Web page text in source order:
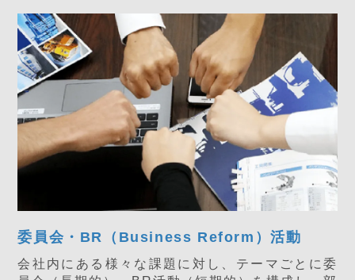
委員会・BR（Business Reform）活動
会社内にある様々な課題に対し、テーマごとに委